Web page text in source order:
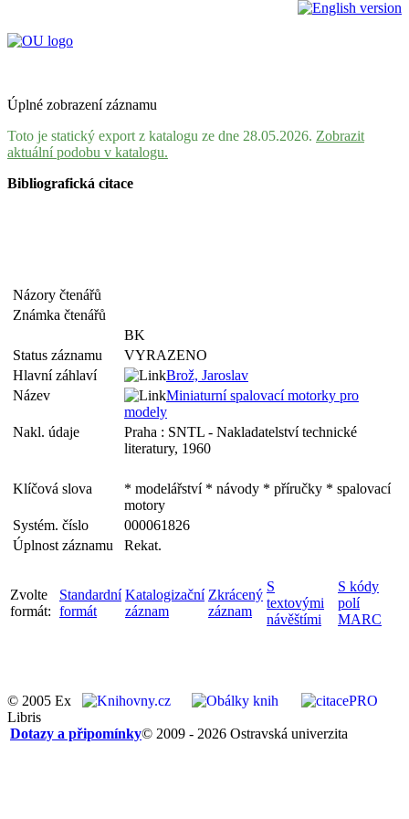
Úplné zobrazení záznamu
Toto je statický export z katalogu ze dne 28.05.2026. Zobrazit
aktuální podobu v katalogu.
Bibliografická citace
Názory čtenářů
Známka čtenářů
BK
Status záznamu
VYRAZENO
Hlavní záhlaví
Brož, Jaroslav
Název
Miniaturní spalovací motorky pro
modely
Nakl. údaje
Praha : SNTL - Nakladatelství technické
literatury, 1960
Klíčová slova
* modelářství * návody * příručky * spalovací
motory
Systém. číslo
000061826
Úplnost záznamu
Rekat.
Zvolte
formát:
Standardní
formát
Katalogizační
záznam
Zkrácený
záznam
S
textovými
návěštími
S kódy
polí
MARC
© 2005 Ex
Libris
© 2009 - 2026 Ostravská univerzita
Dotazy a připomínky